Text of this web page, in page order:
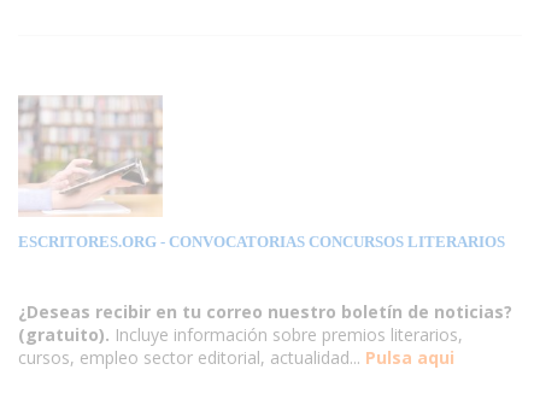
ESCRITORES.ORG - CONVOCATORIAS CONCURSOS LITERARIOS
¿Deseas recibir en tu correo nuestro boletín de noticias?
(gratuito). Incluye información sobre premios literarios,
cursos, empleo sector editorial, actualidad... Pulsa aqui